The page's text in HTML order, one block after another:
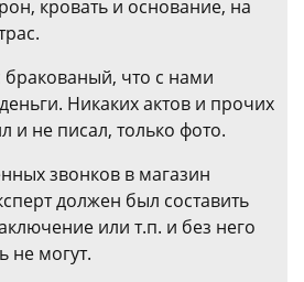
кровать и основание, на
бракованый, что с нами
Никаких актов и прочих
и не писал, только фото.
звонков в магазин
должен был составить
или т.п. и без него
не могут.